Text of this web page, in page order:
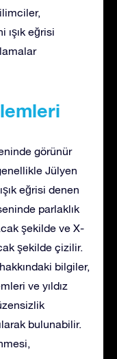
eğrisi
görünür
Jülyen
eğrisi denen
parlaklık
şekilde ve X-
şekilde çizilir.
bilgiler,
ve yıldız
bulunabilir.